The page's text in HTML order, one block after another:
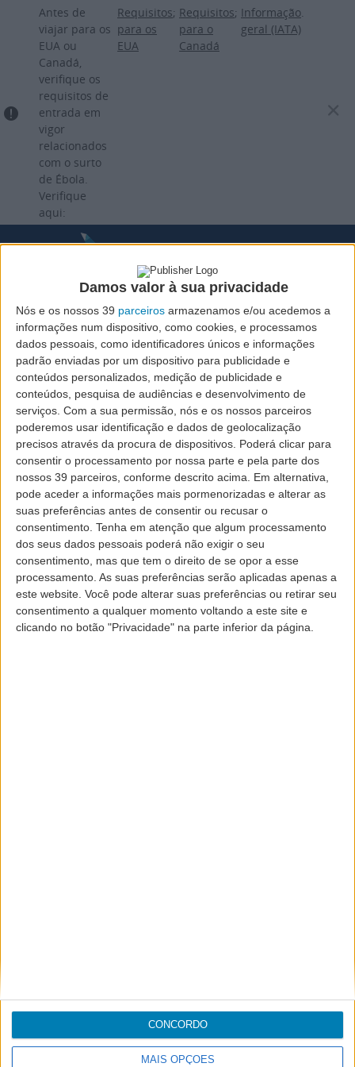
Damos valor à sua privacidade
Nós e os nossos 39 parceiros armazenamos e/ou acedemos a
informações num dispositivo, como cookies, e processamos
dados pessoais, como identificadores únicos e informações
padrão enviadas por um dispositivo para publicidade e
conteúdos personalizados, medição de publicidade e
conteúdos, pesquisa de audiências e desenvolvimento de
serviços. Com a sua permissão, nós e os nossos parceiros
poderemos usar identificação e dados de geolocalização
precisos através da procura de dispositivos. Poderá clicar para
consentir o processamento por nossa parte e pela parte dos
nossos 39 parceiros, conforme descrito acima. Em alternativa,
pode aceder a informações mais pormenorizadas e alterar as
suas preferências antes de consentir ou recusar o
consentimento. Tenha em atenção que algum processamento
dos seus dados pessoais poderá não exigir o seu
consentimento, mas que tem o direito de se opor a esse
processamento. As suas preferências serão aplicadas apenas a
este website. Você pode alterar suas preferências ou retirar seu
consentimento a qualquer momento voltando a este site e
clicando no botão "Privacidade" na parte inferior da página.
MAIS OPÇÕES
CONCORDO
Passar
para
o
Antes de
viajar para os
EUA ou
Canadá,
verifique os
requisitos de
entrada em
vigor
relacionados
com o surto
de Ébola.
Verifique
aqui:
Requisitos
para os
EUA
; Requisitos
para o
Canadá
; Informação
geral (IATA)
.
Novidades no seu
cartão de embarque
Facilitámos o seu embarque
O seu cartão de embarque apresenta uma
Footer
Blogue